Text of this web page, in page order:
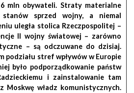
mln obywateli. Straty materialne
stanów sprzed wojny, a niemal
uległa stolica Rzeczpospolitej –
II wojny światowej – zarówno
– są odczuwane do dzisiaj.
podziału stref wpływów w Europie
było podporządkowanie państw
i zainstalowanie tam
Moskwę władz komunistycznych.